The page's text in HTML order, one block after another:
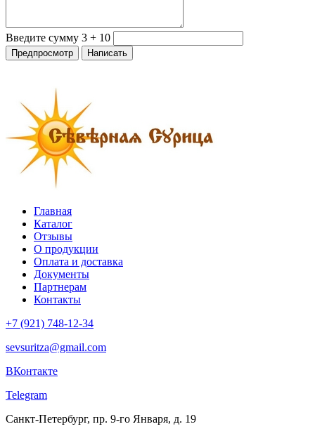
Введите сумму 3 + 10
Главная
Каталог
Отзывы
О продукции
Оплата и доставка
Документы
Партнерам
Контакты
+7 (921) 748-12-34
sevsuritza@gmail.com
ВКонтакте
Telegram
Санкт-Петербург, пр. 9-го Января, д. 19